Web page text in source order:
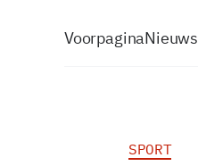
VoorpaginaNieuws
SPORT